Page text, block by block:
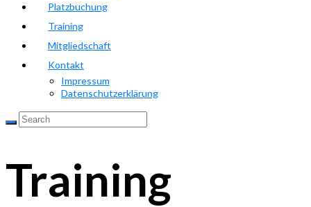
Platzbuchung
Training
Mitgliedschaft
Kontakt
Impressum
Datenschutzerklärung
Training